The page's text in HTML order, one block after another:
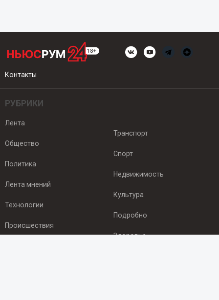
Контакты
РУБРИКИ
Лента
Общество
Политика
Лента мнений
Технологии
Происшествия
Транспорт
Спорт
Недвижимость
Культура
Подробно
Здоровье